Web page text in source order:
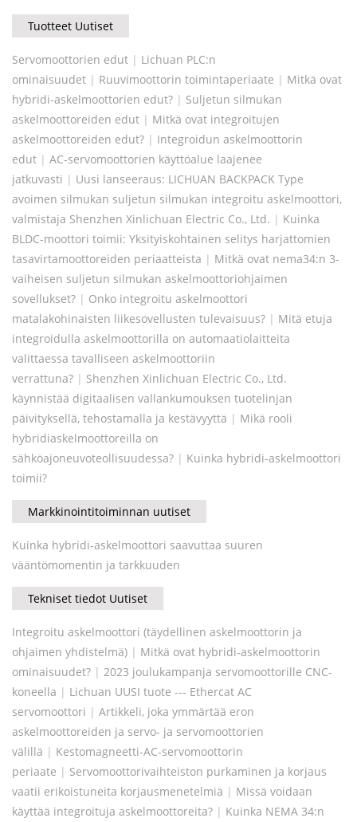
Tuotteet Uutiset
Servomoottorien edut | Lichuan PLC:n
ominaisuudet | Ruuvimoottorin toimintaperiaate | Mitkä ovat
hybridi-askelmoottorien edut? | Suljetun silmukan
askelmoottoreiden edut | Mitkä ovat integroitujen
askelmoottoreiden edut? | Integroidun askelmoottorin
edut | AC-servomoottorien käyttöalue laajenee
jatkuvasti | Uusi lanseeraus: LICHUAN BACKPACK Type
avoimen silmukan suljetun silmukan integroitu askelmoottori,
valmistaja Shenzhen Xinlichuan Electric Co., Ltd. | Kuinka
BLDC-moottori toimii: Yksityiskohtainen selitys harjattomien
tasavirtamoottoreiden periaatteista | Mitkä ovat nema34:n 3-
vaiheisen suljetun silmukan askelmoottoriohjaimen
sovellukset? | Onko integroitu askelmoottori
matalakohinaisten liikesovellusten tulevaisuus? | Mitä etuja
integroidulla askelmoottorilla on automaatiolaitteita
valittaessa tavalliseen askelmoottoriin
verrattuna? | Shenzhen Xinlichuan Electric Co., Ltd.
käynnistää digitaalisen vallankumouksen tuotelinjan
päivityksellä, tehostamalla ja kestävyyttä | Mikä rooli
hybridiaskelmoottoreilla on
sähköajoneuvoteollisuudessa? | Kuinka hybridi-askelmoottori
toimii?
Markkinointitoiminnan uutiset
Kuinka hybridi-askelmoottori saavuttaa suuren
vääntömomentin ja tarkkuuden
Tekniset tiedot Uutiset
Integroitu askelmoottori (täydellinen askelmoottorin ja
ohjaimen yhdistelmä) | Mitkä ovat hybridi-askelmoottorin
ominaisuudet? | 2023 joulukampanja servomoottorille CNC-
koneella | Lichuan UUSI tuote --- Ethercat AC
servomoottori | Artikkeli, joka ymmärtää eron
askelmoottoreiden ja servo- ja servomoottorien
välillä | Kestomagneetti-AC-servomoottorin
periaate | Servomoottorivaihteiston purkaminen ja korjaus
vaatii erikoistuneita korjausmenetelmiä | Missä voidaan
käyttää integroituja askelmoottoreita? | Kuinka NEMA 34:n